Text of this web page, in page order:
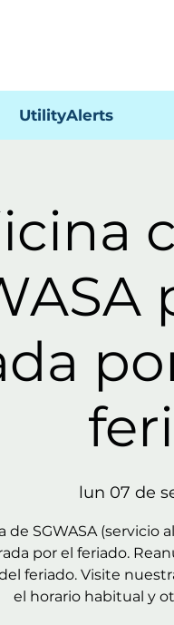
UtilityAlerts
lun 07 de
de SGWASA (servicio
por el feriado.
feriado. Visite
el horario habitual y